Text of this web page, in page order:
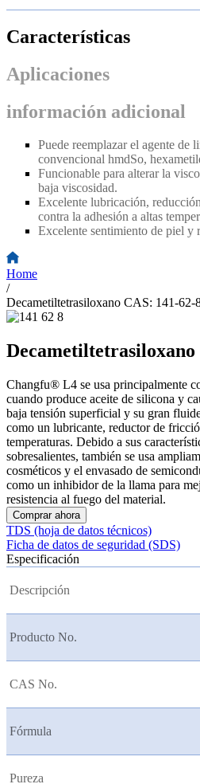
Características
Aplicaciones
información adicional
Puede reemplazar el agente de
convencional hmdSo,
Funcionable para alterar la
baja viscosidad.
Excelente lubricación,
contra la adhesión a altas
Excelente sentimiento de piel y
Home
/
Decametiltetrasiloxano CAS: 141-62-
Decametiltetrasiloxano
Changfu® L4 se usa principalmente
cuando produce aceite de silicona y
baja tensión superficial y su gran
como un lubricante, reductor de
temperaturas. Debido a sus
sobresalientes, también se usa
cosméticos y el envasado de
como un inhibidor de la llama para
resistencia al fuego del material.
Comprar ahora
TDS (hoja de datos técnicos)
Ficha de datos de seguridad (SDS)
Especificación
Descripción
Producto No.
CAS No.
Fórmula
Pureza